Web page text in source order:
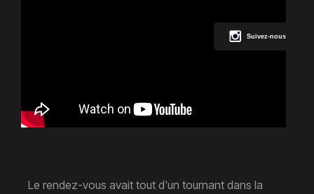
Le rendez-vous avait tout d'un tournant dans la
Suivez-nous